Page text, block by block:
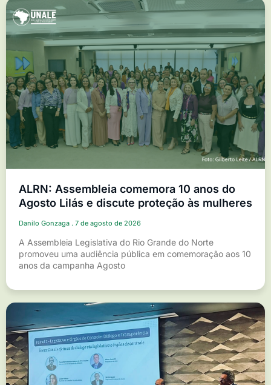
ALRN: Assembleia comemora 10 anos do
Agosto Lilás e discute proteção às mulheres
Danilo Gonzaga 7 de agosto de 2026
A Assembleia Legislativa do Rio Grande do Norte
promoveu uma audiência pública em comemoração aos 10
anos da campanha Agosto